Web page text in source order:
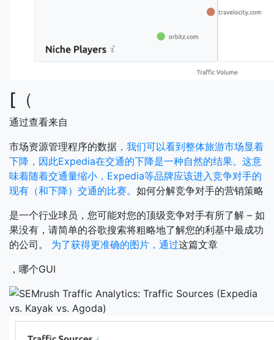
[（
通过查看来自
市场资源管理程序的数据 ，我们可以看到整体旅游市场显着
下降，因此Expedia在交通的下降是一种自然的结果。这意
味着随着交通量缩小，Expedia等品牌应该进入竞争对手的
现有（和下降）交通的比赛。 如何分解竞争对手的营销策略
是一个行业球员，您可能对您的顶级竞争对手有所了解 – 如
果没有，请简单的谷歌搜索将粗略地了解您的利基中最成功
的公司。 为了获得更准确的图片，通过这篇文章
，哪个GUI